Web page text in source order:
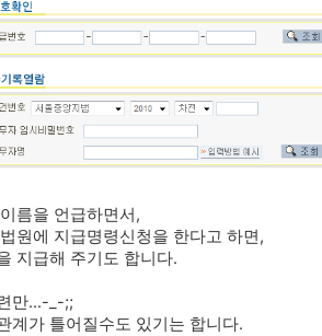
름을 언급하면서,
원에 지급명령신청을 한다고 하면,
지급해 주기도 합니다.
만...-_-;;
계가 틀어질수도 있기는 합니다.